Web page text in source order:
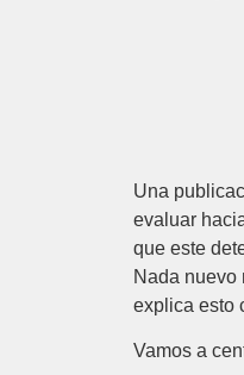
Una
evaluar
que este
Nada nuevo
explica esto
Vamos a